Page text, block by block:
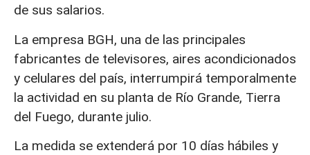
de sus salarios.
La empresa BGH, una de las principales
fabricantes de televisores, aires acondicionados
y celulares del país, interrumpirá temporalmente
la actividad en su planta de Río Grande, Tierra
del Fuego, durante julio.
La medida se extenderá por 10 días hábiles y